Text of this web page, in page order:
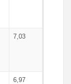
7,03
6,97